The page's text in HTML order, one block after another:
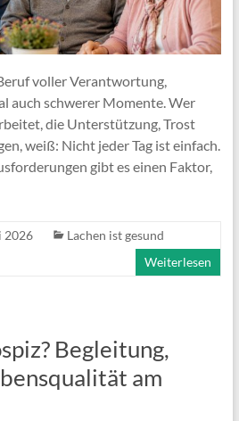
voller Verantwortung,
auch schwerer Momente. Wer
die Unterstützung, Trost
weiß: Nicht jeder Tag ist einfach.
gibt es einen Faktor,
2026
Lachen ist gesund
Weiterlesen
Begleitung,
am